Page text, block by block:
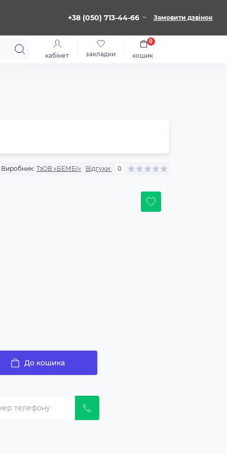
+38 (050) 713-44-66 Замовити дзвінок
кабінет закладки кошик
0
Виробник: ТзОВ «БЕМБІ» Відгуки: 0
До кошика